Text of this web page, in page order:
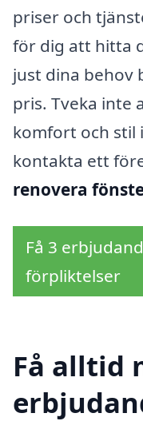
priser och
för dig att hitta
just dina behov
pris. Tveka inte
komfort och stil
kontakta ett
renovera
Få 3
förpliktelser
Få alltid